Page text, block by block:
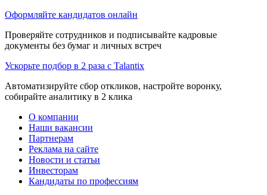
Оформляйте кандидатов онлайн
Проверяйте сотрудников и подписывайте кадровые
документы без бумаг и личных встреч
Ускорьте подбор в 2 раза с Talantix
Автоматизируйте сбор откликов, настройте воронку,
собирайте аналитику в 2 клика
О компании
Наши вакансии
Партнерам
Реклама на сайте
Новости и статьи
Инвесторам
Кандидаты по профессиям